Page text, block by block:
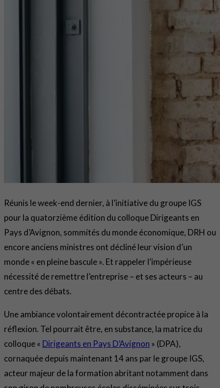
Réunis le week-end dernier, à l’initiative du groupe IGS
pour la quatorzième édition du colloque Dirigeants en
Pays d’Avignon, sommités du monde économique, DRH ou
encore anciens ministres ont décliné leur vision d’un
monde « en pleine bascule ». Et rappeler l’impérieuse
nécessité de remettre l’entreprise – et ses acteurs – au
centre des débats.
Une ambiance volontairement décontractée propice à la
réflexion. Tel pourrait être, en substance, la matrice du
colloque « Dirigeants en Pays D’Avignon » (DPA),
cornaquée depuis maintenant 14 ans par le groupe IGS,
acteur majeur de la formation abritant notamment dans